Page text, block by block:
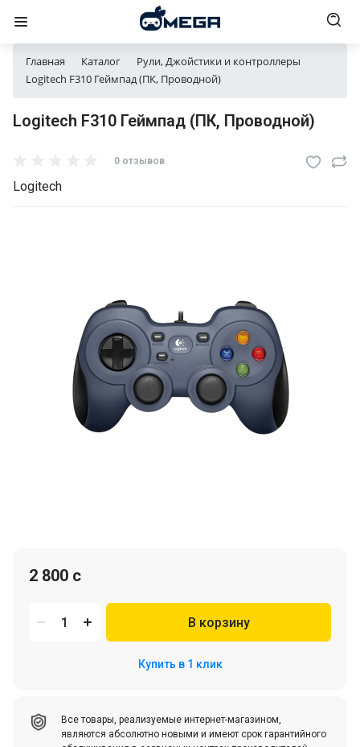
Главная Каталог
Рули, Джойстики и контроллеры
Logitech F310 Геймпад (ПК, Проводной)
Logitech F310 Геймпад (ПК, Проводной)
0 отзывов
Logitech
2 800 c
В корзину
Купить в 1 клик
Все товары, реализуемые интернет-магазином,
являются абсолютно новыми и имеют срок гарантийного